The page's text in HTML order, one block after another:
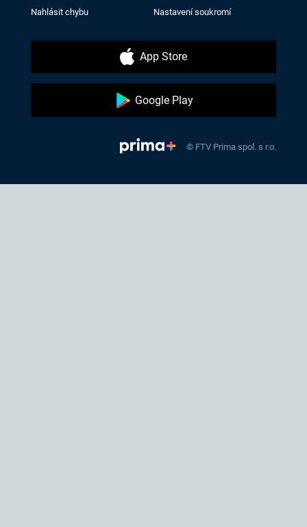
Nahlásit chybu Nastavení soukromí
App Store
Google Play
© FTV Prima spol. s r.o.